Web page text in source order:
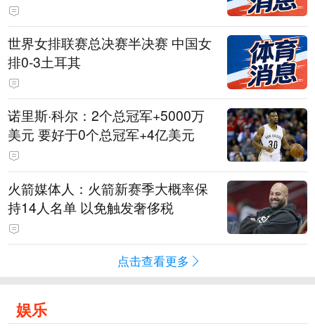
世界女排联赛总决赛半决赛 中国女
排0-3土耳其
诺里斯·科尔：2个总冠军+5000万
美元 要好于0个总冠军+4亿美元
火箭媒体人：火箭新赛季大概率保
持14人名单 以免触发奢侈税
点击查看更多
娱乐